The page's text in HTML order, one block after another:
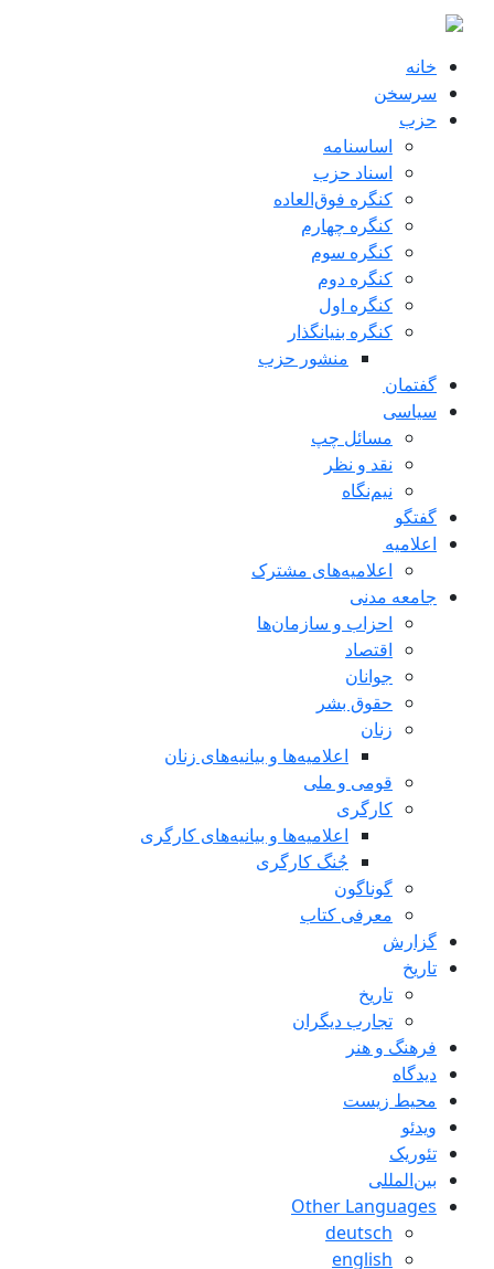
به محتوای اصلی
خانه
سرسخن
حزب
اساسنامه
اسناد حزب
کنگره فوق‌العاده
کنگره چهارم
کنگره سوم
کنگره دوم
کنگره اول
کنگره بنیانگذار
منشور حزب
گفتمان
سياسی
مسائل چپ
نقد و نظر
نیم‌نگاه
گفتگو
اعلاميه
اعلامیه‌های مشترک
جامعه مدنی
احزاب و سازمان‌ها
اقتصاد
جوانان
حقوق بشر
زنان
اعلامیه‌ها و بیانیه‌های زنان
قومی و ملی
کارگری
اعلامیه‌ها و بیانیه‌های کارگری
جُنگ کارگری
گوناگون
معرفی کتاب
گزارش
تاریخ
تاريخ
تجارب ديگران
فرهنگ و هنر
دیدگاه
محیط زیست
ویدئو
تئوریک
بین‌المللی
Other Languages
deutsch
english